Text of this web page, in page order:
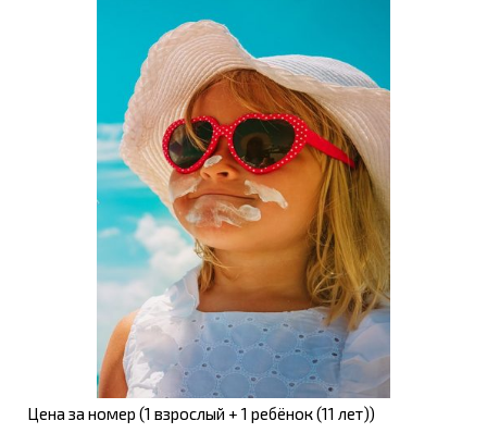
Цена за номер (1 взрослый + 1 ребёнок (11 лет))